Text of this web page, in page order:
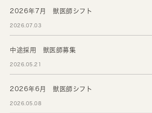
2026年7月 獣医師シフト
2026.07.03
中途採用 獣医師募集
2026.05.21
2026年6月 獣医師シフト
2026.05.08